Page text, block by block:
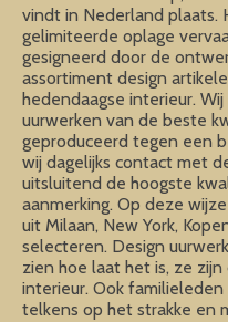
vindt in Nederland plaats.
gelimiteerde oplage
gesigneerd door de
assortiment design
hedendaagse interieur.
uurwerken van de beste
geproduceerd tegen een
wij dagelijks contact met
uitsluitend de hoogste
aanmerking. Op deze
uit Milaan, New York,
selecteren. Design
zien hoe laat het is, ze zijn
interieur. Ook
telkens op het strakke en